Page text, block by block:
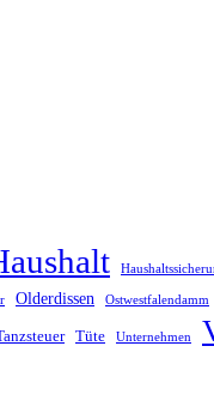
Olderdissen Ostwestfalendamm
Tüte Unternehmen